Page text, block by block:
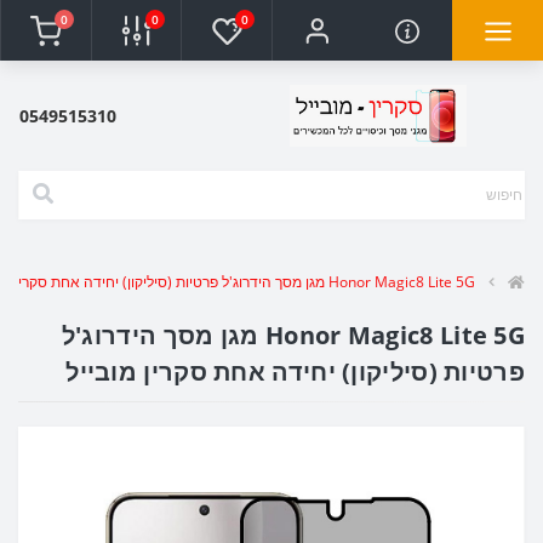
0
0
0
0549515310
Honor Magic8 Lite 5G מגן מסך הידרוג'ל פרטיות (סיליקון) יחידה אחת סקרין מובייל
Honor Magic8 Lite 5G מגן מסך הידרוג'ל
פרטיות (סיליקון) יחידה אחת סקרין מובייל